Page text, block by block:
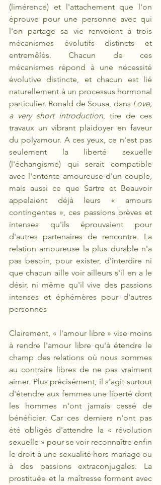
(limérence) et l'attachement que l'on
éprouve pour une personne avec qui
l'on partage sa vie renvoient à trois
mécanismes évolutifs distincts et
entremêlés. Chacun de ces
mécanismes répond à une nécessité
évolutive distincte, et chacun est lié
naturellement à un processus hormonal
particulier. Ronald de Sousa, dans Love,
a very short introduction, tire de ces
travaux un vibrant plaidoyer en faveur
du polyamour. A ces yeux, ce n'est pas
seulement la liberté sexuelle
(l'échangisme) qui serait compatible
avec l'entente amoureuse d'un couple,
mais aussi ce que Sartre et Beauvoir
appelaient déjà leurs « amours
contingentes », ces passions brèves et
intenses qu'ils éprouvaient pour
d'autres partenaires de rencontre. La
relation amoureuse la plus durable n'a
pas besoin, pour exister, d'interdire ni
que chacun aille voir ailleurs s'il en a le
désir, ni même qu'il vive des passions
intenses et éphémères pour d'autres
personnes
Clairement, « l'amour libre » vise moins
à rendre l'amour libre qu'à étendre le
champ des relations où nous sommes
au contraire libres de ne pas vraiment
aimer. Plus précisément, il s'agit surtout
d'étendre aux femmes une liberté dont
les hommes n'ont jamais cessé de
bénéficier. Car ces derniers n'ont pas
été obligés d'attendre la « révolution
sexuelle » pour se voir reconnaître enfin
le droit à une sexualité hors mariage ou
à des passions extraconjugales. La
prostituée et la maîtresse forment avec